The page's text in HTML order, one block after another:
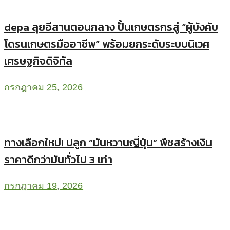
depa ลุยอีสานตอนกลาง ปั้นเกษตรกรสู่ “ผู้บังคับ
โดรนเกษตรมืออาชีพ” พร้อมยกระดับระบบนิเวศ
เศรษฐกิจดิจิทัล
กรกฎาคม 25, 2026
ทางเลือกใหม่! ปลูก “มันหวานญี่ปุ่น” พืชสร้างเงิน
ราคาดีกว่ามันทั่วไป 3 เท่า
กรกฎาคม 19, 2026